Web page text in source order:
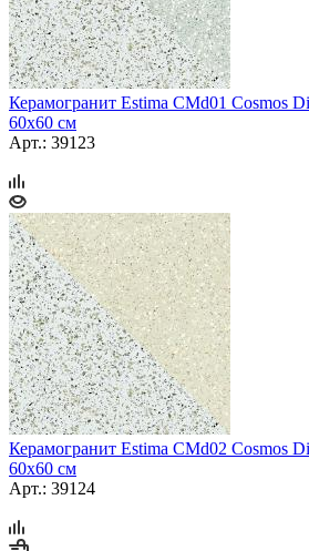
Керамогранит Estima CMd01 Cosmos
60x60 см
Арт.: 39123
Керамогранит Estima CMd02 Cosmos
60x60 см
Арт.: 39124